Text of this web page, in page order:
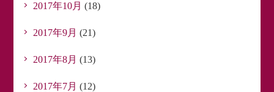
2017年10月 (18)
2017年9月 (21)
2017年8月 (13)
2017年7月 (12)